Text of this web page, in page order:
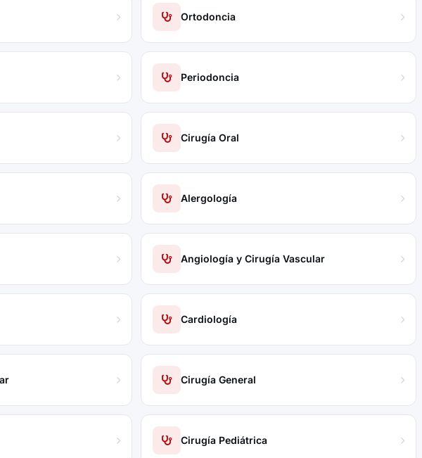
Ortodoncia
Periodoncia
Cirugía Oral
Alergología
Angiología y Cirugía Vascular
Cardiología
Cirugía General
Cirugía Pediátrica